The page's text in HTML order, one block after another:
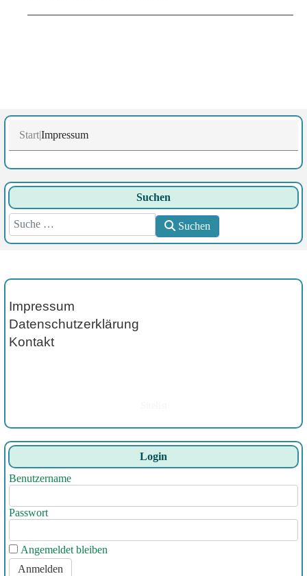
StartImpressum
Suchen
Suchen
Suchen
Impressum
Datenschutzerklärung
Kontakt
Login
Benutzername
Passwort
Angemeldet bleiben